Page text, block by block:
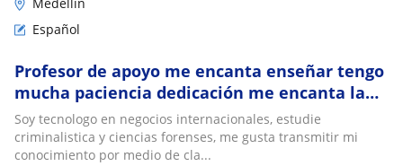
Español
Profesor de apoyo me encanta enseñar tengo
mucha paciencia dedicación me encanta la
puntualidad y poder transmitir mi
conocimiento
Soy tecnologo en negocios internacionales, estudie
criminalistica y ciencias forenses, me gusta transmitir mi
conocimiento por medio de cla...